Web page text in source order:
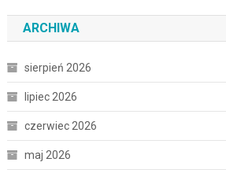
ARCHIWA
sierpień 2026
lipiec 2026
czerwiec 2026
maj 2026